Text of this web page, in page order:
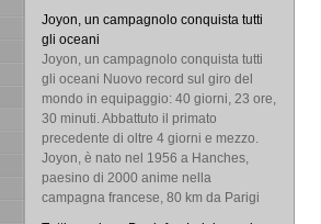
Joyon, un campagnolo conquista tutti
gli oceani
Joyon, un campagnolo conquista tutti
gli oceani Nuovo record sul giro del
mondo in equipaggio: 40 giorni, 23 ore,
30 minuti. Abbattuto il primato
precedente di oltre 4 giorni e mezzo.
Joyon, è nato nel 1956 a Hanches,
paesino di 2000 anime nella
campagna francese, 80 km da Parigi